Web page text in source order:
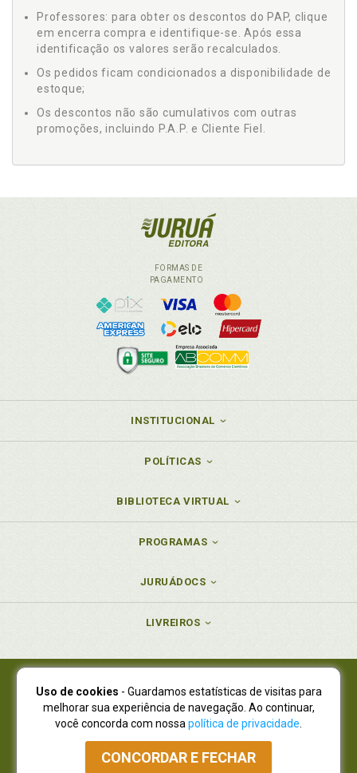
Professores: para obter os descontos do PAP, clique
em encerra compra e identifique-se. Após essa
identificação os valores serão recalculados.
Os pedidos ficam condicionados a disponibilidade de
estoque;
Os descontos não são cumulativos com outras
promoções, incluindo P.A.P. e Cliente Fiel.
FORMAS DE
PAGAMENTO
INSTITUCIONAL
POLÍTICAS
BIBLIOTECA VIRTUAL
PROGRAMAS
JURUÁDOCS
LIVREIROS
Juruá Editora Ltda., CNPJ 77.535.508/0001-19
Juruá Informática Ltda., CNPJ 01.701.561/0001-80
NOVO ENDEREÇO:R. Flávio Dallegrave, 7665, São Lourenço |
Curitiba - Paraná - CEP 82210-310
Atendimento: (41) 4009-3900|Vendas Atacado: (41) 4009-3939
Uso de cookies - Guardamos estatísticas de visitas para
melhorar sua experiência de navegação. Ao continuar,
você concorda com nossa política de privacidade
CONCORDAR E FECHAR